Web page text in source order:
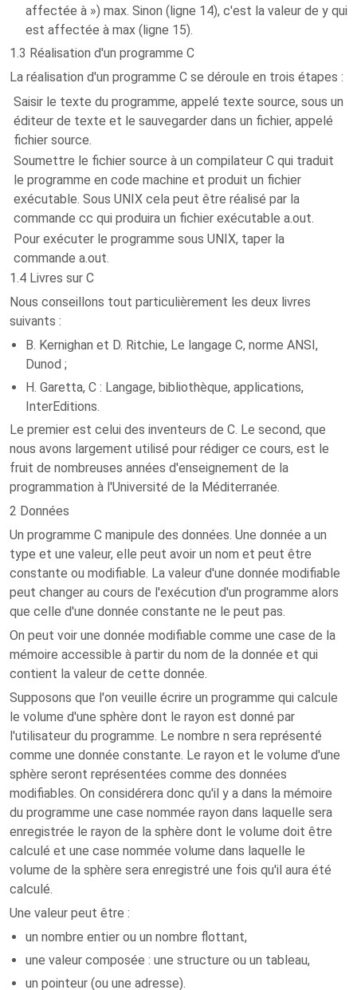
affectée à ») max. Sinon (ligne 14), c'est la valeur de y qui
est affectée à max (ligne 15).
1.3 Réalisation d'un programme C
La réalisation d'un programme C se déroule en trois étapes :
Saisir le texte du programme, appelé texte source, sous un
éditeur de texte et le sauvegarder dans un fichier, appelé
fichier source.
Soumettre le fichier source à un compilateur C qui traduit
le programme en code machine et produit un fichier
exécutable. Sous UNIX cela peut être réalisé par la
commande cc qui produira un fichier exécutable a.out.
Pour exécuter le programme sous UNIX, taper la
commande a.out.
1.4 Livres sur C
Nous conseillons tout particulièrement les deux livres
suivants :
B. Kernighan et D. Ritchie, Le langage C, norme ANSI,
Dunod ;
H. Garetta, C : Langage, bibliothèque, applications,
InterEditions.
Le premier est celui des inventeurs de C. Le second, que
nous avons largement utilisé pour rédiger ce cours, est le
fruit de nombreuses années d'enseignement de la
programmation à l'Université de la Méditerranée.
2 Données
Un programme C manipule des données. Une donnée a un
type et une valeur, elle peut avoir un nom et peut être
constante ou modifiable. La valeur d'une donnée modifiable
peut changer au cours de l'exécution d'un programme alors
que celle d'une donnée constante ne le peut pas.
On peut voir une donnée modifiable comme une case de la
mémoire accessible à partir du nom de la donnée et qui
contient la valeur de cette donnée.
Supposons que l'on veuille écrire un programme qui calcule
le volume d'une sphère dont le rayon est donné par
l'utilisateur du programme. Le nombre n sera représenté
comme une donnée constante. Le rayon et le volume d'une
sphère seront représentées comme des données
modifiables. On considérera donc qu'il y a dans la mémoire
du programme une case nommée rayon dans laquelle sera
enregistrée le rayon de la sphère dont le volume doit être
calculé et une case nommée volume dans laquelle le
volume de la sphère sera enregistré une fois qu'il aura été
calculé.
Une valeur peut être :
un nombre entier ou un nombre flottant,
une valeur composée : une structure ou un tableau,
un pointeur (ou une adresse).